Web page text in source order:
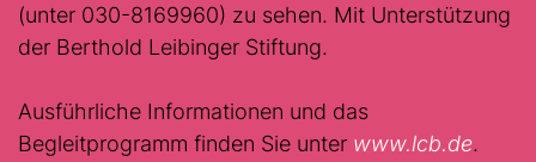
(unter 030-8169960) zu sehen. Mit Unterstützung
der Berthold Leibinger Stiftung.
Ausführliche Informationen und das
Begleitprogramm finden Sie unter www.lcb.de.